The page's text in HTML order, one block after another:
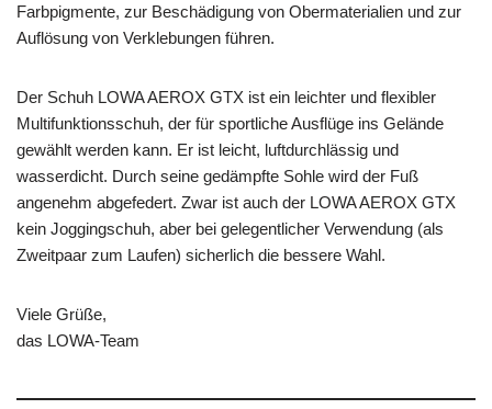
Farbpigmente, zur Beschädigung von Obermaterialien und zur
Auflösung von Verklebungen führen.
Der Schuh LOWA AEROX GTX ist ein leichter und flexibler
Multifunktionsschuh, der für sportliche Ausflüge ins Gelände
gewählt werden kann. Er ist leicht, luftdurchlässig und
wasserdicht. Durch seine gedämpfte Sohle wird der Fuß
angenehm abgefedert. Zwar ist auch der LOWA AEROX GTX
kein Joggingschuh, aber bei gelegentlicher Verwendung (als
Zweitpaar zum Laufen) sicherlich die bessere Wahl.
Viele Grüße,
das LOWA-Team